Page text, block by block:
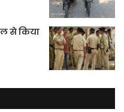
से किया